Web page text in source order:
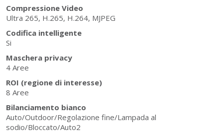
Compressione Video
Ultra 265, H.265, H.264, MJPEG
Codifica intelligente
Si
Maschera privacy
4 Aree
ROI (regione di interesse)
8 Aree
Bilanciamento bianco
Auto/Outdoor/Regolazione fine/Lampada al
sodio/Bloccato/Auto2